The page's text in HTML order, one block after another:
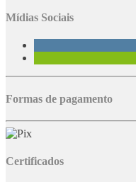
Mídias Sociais
Formas de pagamento
Certificados